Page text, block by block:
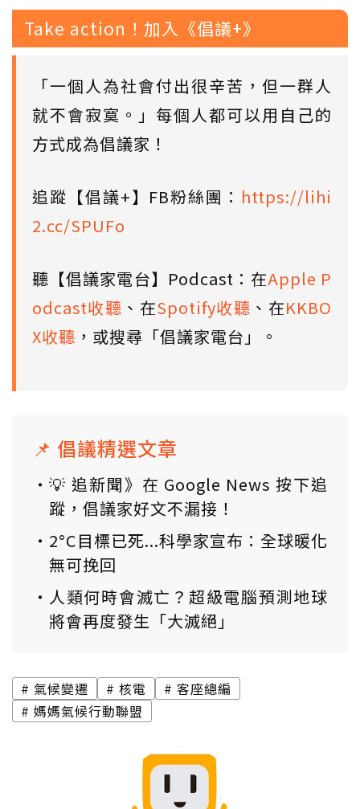
Take action！加入《倡議+》
「一個人為社會付出很辛苦，但一群人
就不會寂寞。」每個人都可以用自己的
方式成為倡議家！
追蹤【倡議+】FB粉絲團： https://lihi
2.cc/SPUFo
聽【倡議家電台】Podcast：在Apple P
odcast收聽 、在Spotify收聽 、在KKBO
X收聽 ，或搜尋「倡議家電台」。
📌 倡議精選文章
💡 追新聞》在 Google News 按下追
蹤，倡議家好文不漏接！
2°C目標已死...科學家宣布：全球暖化
無可挽回
人類何時會滅亡？超級電腦預測地球
將會再度發生「大滅絕」
氣候變遷 核電
客座總編
媽媽氣候行動聯盟